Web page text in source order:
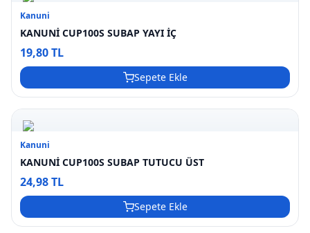
Kanuni
KANUNİ CUP100S SUBAP YAYI İÇ
19,80 TL
Sepete Ekle
Kanuni
KANUNİ CUP100S SUBAP TUTUCU ÜST
24,98 TL
Sepete Ekle